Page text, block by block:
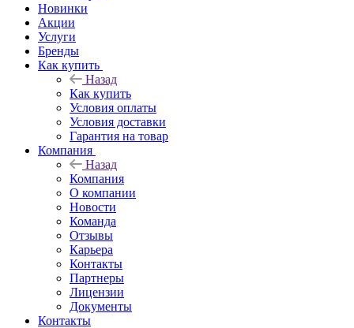
Новинки
Акции
Услуги
Бренды
Как купить
Назад
Как купить
Условия оплаты
Условия доставки
Гарантия на товар
Компания
Назад
Компания
О компании
Новости
Команда
Отзывы
Карьера
Контакты
Партнеры
Лицензии
Документы
Контакты